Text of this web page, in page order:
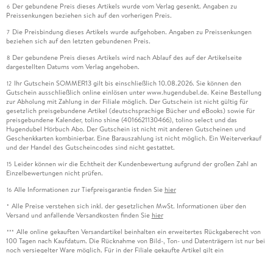
6 Der gebundene Preis dieses Artikels wurde vom Verlag gesenkt. Angaben zu
Preissenkungen beziehen sich auf den vorherigen Preis.
7 Die Preisbindung dieses Artikels wurde aufgehoben. Angaben zu Preissenkungen
beziehen sich auf den letzten gebundenen Preis.
8 Der gebundene Preis dieses Artikels wird nach Ablauf des auf der Artikelseite
dargestellten Datums vom Verlag angehoben.
12 Ihr Gutschein SOMMER13 gilt bis einschließlich 10.08.2026. Sie können den
Gutschein ausschließlich online einlösen unter www.hugendubel.de. Keine Bestellung
zur Abholung mit Zahlung in der Filiale möglich. Der Gutschein ist nicht gültig für
gesetzlich preisgebundene Artikel (deutschsprachige Bücher und eBooks) sowie für
preisgebundene Kalender, tolino shine (4016621130466), tolino select und das
Hugendubel Hörbuch Abo. Der Gutschein ist nicht mit anderen Gutscheinen und
Geschenkkarten kombinierbar. Eine Barauszahlung ist nicht möglich. Ein Weiterverkauf
und der Handel des Gutscheincodes sind nicht gestattet.
15 Leider können wir die Echtheit der Kundenbewertung aufgrund der großen Zahl an
Einzelbewertungen nicht prüfen.
16 Alle Informationen zur Tiefpreisgarantie finden Sie hier
* Alle Preise verstehen sich inkl. der gesetzlichen MwSt. Informationen über den
Versand und anfallende Versandkosten finden Sie hier
*** Alle online gekauften Versandartikel beinhalten ein erweitertes Rückgaberecht von
100 Tagen nach Kaufdatum. Die Rücknahme von Bild-, Ton- und Datenträgern ist nur bei
noch versiegelter Ware möglich. Für in der Filiale gekaufte Artikel gilt ein